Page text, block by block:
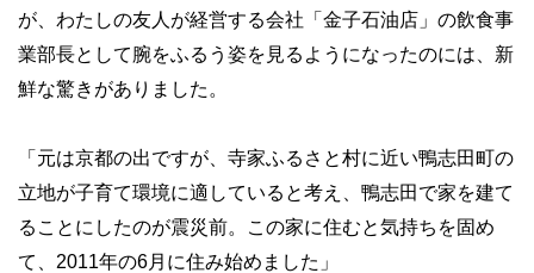
が、わたしの友人が経営する会社「金子石油店」の飲食事
業部長として腕をふるう姿を見るようになったのには、新
鮮な驚きがありました。
「元は京都の出ですが、寺家ふるさと村に近い鴨志田町の
立地が子育て環境に適していると考え、鴨志田で家を建て
ることにしたのが震災前。この家に住むと気持ちを固め
て、2011年の6月に住み始めました」